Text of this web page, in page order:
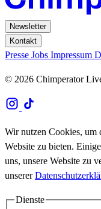
Newsletter
Kontakt
Presse Jobs Impressum
© 2026 Chimperator
Wir nutzen Cookies, um
Website zu bieten.
uns, unsere Website zu
unserer
Dienste